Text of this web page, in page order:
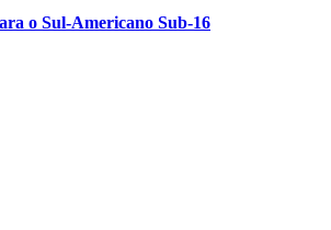
o Sul-Americano Sub-16